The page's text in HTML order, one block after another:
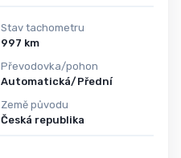
Stav tachometru
997 km
Převodovka/pohon
Automatická/Přední
Země původu
Česká republika